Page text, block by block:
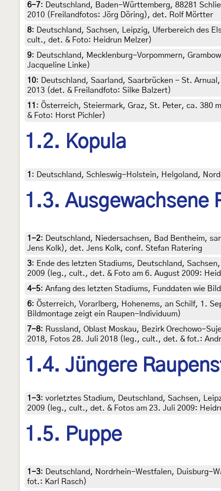
6-7:
Deutschland, Baden-Württemberg, 88281
2010 (Freilandfotos: Jörg Döring), det. Rolf Mörtter
8:
Deutschland, Sachsen, Leipzig, Uferbereich des
cult., det. & Foto: Heidrun Melzer)
9:
Deutschland, Mecklenburg-Vorpommern,
Jacqueline Linke)
10:
Deutschland, Saarland, Saarbrücken - St.
2013 (det. & Freilandfoto: Silke Balzert)
11 : Österreich, Steiermark, Graz, St. Peter, ca. 380
& Foto: Horst Pichler)
1.2. Kopula
1 : Deutschland, Schleswig-Holstein, Helgoland,
1.3. Ausgewachsene
1-2:
Deutschland, Niedersachsen, Bad Bentheim,
Jens Kolk), det. Jens Kolk, conf. Stefan Ratering
3: Ende des letzten Stadiums, Deutschland,
2009 (leg., cult., det. & Foto am 6. August 2009:
4-5: Anfang des letzten Stadiums, Funddaten wie
6: Österreich, Vorarlberg, Hohenems, an Schilf, 1.
Bildmontage zeigt ein Raupen-Individuum)
7-8: Russland, Oblast Moskau, Bezirk Orechowo-
2018, Fotos 28. Juli 2018 (leg., cult., det. & fot.:
1.4. Jüngere
1-3: vorletztes Stadium, Deutschland, Sachsen,
2009 (leg., cult., det. & Fotos am 23. Juli 2009:
1.5. Puppe
1-3:
Deutschland, Nordrhein-Westfalen, Duisburg-
fot.: Karl Rasch)